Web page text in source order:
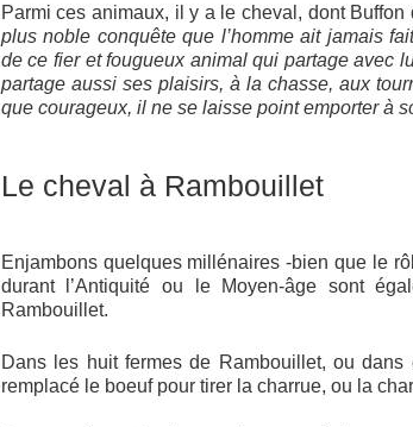
Parmi ces animaux, il y a le cheval, dont Buffon
plus noble conquête que l’homme ait jamais
de ce fier et fougueux animal qui partage avec
partage aussi ses plaisirs, à la chasse, aux
que courageux, il ne se laisse point emporter à
Le cheval à Rambouillet
Enjambons quelques millénaires -bien que le
durant l’Antiquité ou le Moyen-âge sont
Rambouillet.
Dans les huit fermes de Rambouillet, ou
remplacé le boeuf pour tirer la charrue, ou la